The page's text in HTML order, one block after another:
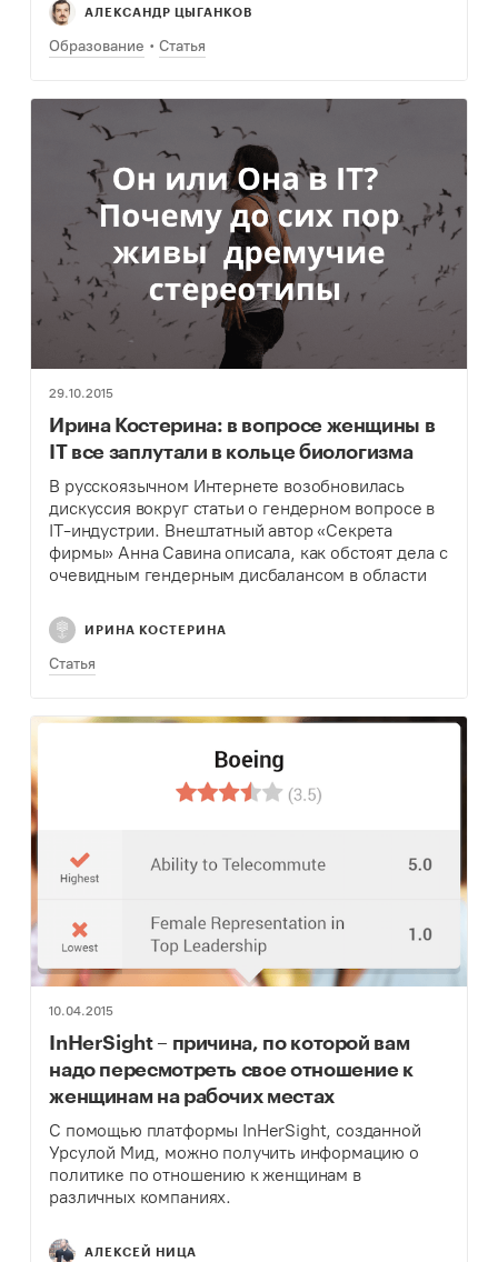
АЛЕКСАНДР ЦЫГАНКОВ
Образование Статья
29.10.2015
Ирина Костерина: в вопросе женщины в
IT все заплутали в кольце биологизма
В русскоязычном Интернете возобновилась
дискуссия вокруг статьи о гендерном вопросе в
IT-индустрии. Внештатный автор «Секрета
фирмы» Анна Савина описала, как обстоят дела с
очевидным гендерным дисбалансом в области
предпринимательница Лара Симонова с набором
рекомендаций, необходимых для…
ИРИНА КОСТЕРИНА
Статья
10.04.2015
InHerSight – причина, по которой вам
надо пересмотреть свое отношение к
женщинам на рабочих местах
С помощью платформы InHerSight, созданной
Урсулой Мид, можно получить информацию о
политике по отношению к женщинам в
различных компаниях.
АЛЕКСЕЙ НИЦА